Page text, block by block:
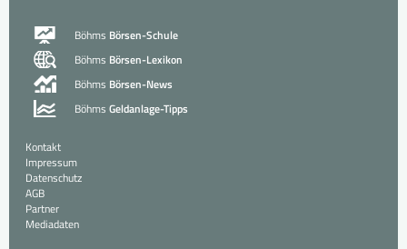
Böhms Börsen-Schule
Böhms Börsen-Lexikon
Böhms Börsen-News
Böhms Geldanlage-Tipps
Kontakt
Impressum
Datenschutz
AGB
Partner
Mediadaten